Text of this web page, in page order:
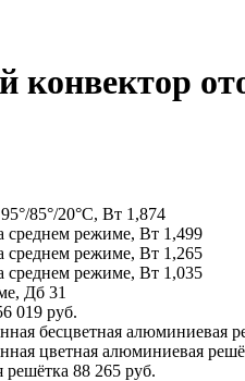
85°/20°С, Вт 1,874
среднем режиме, Вт 1,499
среднем режиме, Вт 1,265
среднем режиме, Вт 1,035
Дб 31
019 руб.
бесцветная алюминиевая
цветная алюминиевая
решётка 88 265 руб.